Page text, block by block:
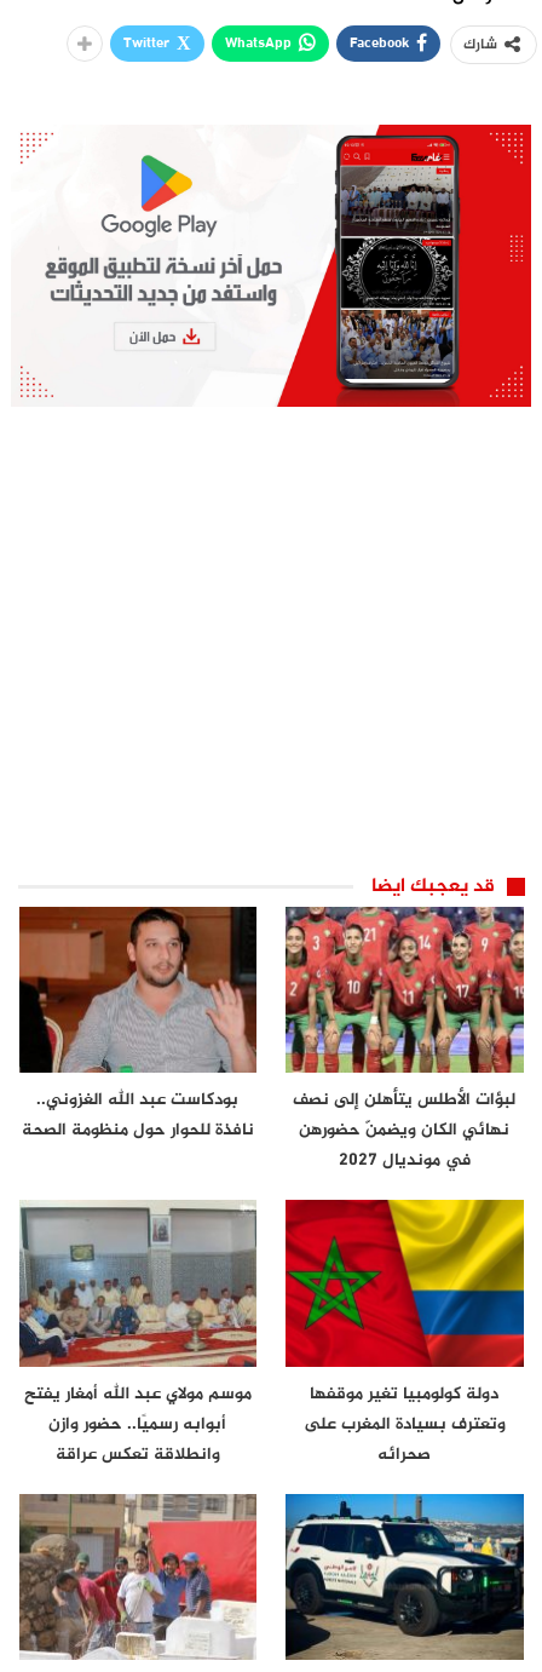
شارك Facebook
WhatsApp
Twitter
قد يعجبك ايضا
لبؤات الأطلس يتأهلن إلى نصف
نهائي الكان ويضمنّ حضورهن
في مونديال 2027
بودكاست عبد الله الغزوني..
نافذة للحوار حول منظومة الصحة
دولة كولومبيا تغير موقفها
وتعترف بسيادة المغرب على
صحرائه
موسم مولاي عبد الله أمغار يفتح
أبوابه رسميًا.. حضور وازن
وانطلاقة تعكس عراقة